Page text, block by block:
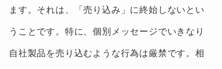
ます。それは、「売り込み」に終始しないとい
うことです。特に、個別メッセージでいきなり
自社製品を売り込むような行為は厳禁です。相